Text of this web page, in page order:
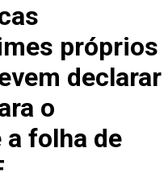
próprios
declarar
o
a folha de